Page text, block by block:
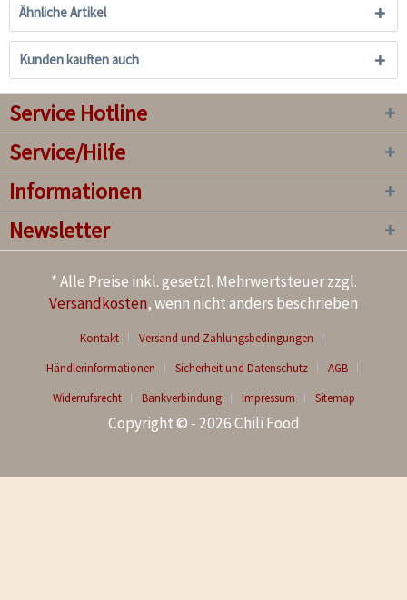
Ähnliche Artikel
Kunden kauften auch
Service Hotline
Service/Hilfe
Informationen
Newsletter
* Alle Preise inkl. gesetzl. Mehrwertsteuer zzgl.
Versandkosten, wenn nicht anders beschrieben
Kontakt
Versand und Zahlungsbedingungen
Händlerinformationen
Sicherheit und Datenschutz
AGB
Widerrufsrecht
Bankverbindung Impressum Sitemap
Copyright © - 2026 Chili Food